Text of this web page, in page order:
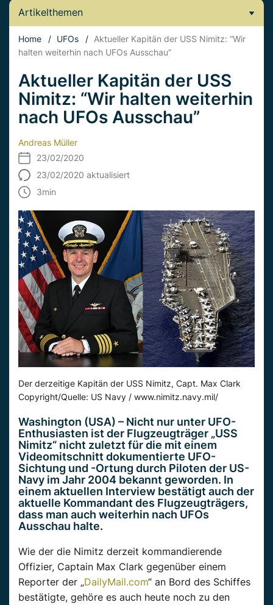
Artikelthemen
Home / UFOs / Aktueller Kapitän der USS Nimitz: “Wir
halten weiterhin nach UFOs Ausschau”
Aktueller Kapitän der USS
Nimitz: “Wir halten weiterhin
nach UFOs Ausschau”
Andreas Müller
23/02/2020
23/02/2020 aktualisiert
3min
Der derzeitige Kapitän der USS Nimitz, Capt. Max Clark
Copyright/Quelle: US Navy / www.nimitz.navy.mil/
Washington (USA) – Nicht nur unter UFO-
Enthusiasten ist der Flugzeugträger „USS
Nimitz“ nicht zuletzt für die mit einem
Videomitschnitt dokumentierte UFO-
Sichtung und -Ortung durch Piloten der US-
Navy im Jahr 2004 bekannt geworden. In
einem aktuellen Interview bestätigt auch der
aktuelle Kommandant des Flugzeugträgers,
dass man auch weiterhin nach UFOs
Ausschau halte.
Wie der die Nimitz derzeit kommandierende
Offizier, Captain Max Clark gegenüber einem
Reporter der „DailyMail.com“ an Bord des Schiffes
bestätigte, gehöre es auch heute noch zu den